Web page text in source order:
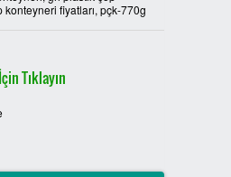
ATIK KUTULARI
ATIK KUTULARI
ATIK KUTULARI
fiyatları, pçk-770g
Tıklayın